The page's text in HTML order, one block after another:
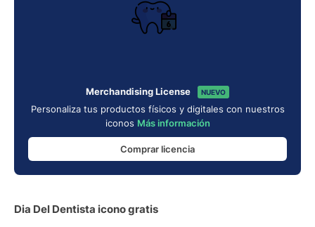
Merchandising License NUEVO
Personaliza tus productos físicos y digitales con nuestros
iconos Más información
Comprar licencia
Dia Del Dentista icono gratis